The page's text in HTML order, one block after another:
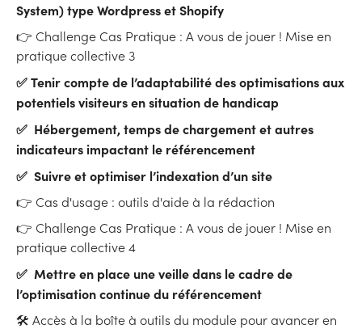
System) type Wordpress et Shopify
👉 Challenge Cas Pratique : A vous de jouer ! Mise en
pratique collective 3
✅Tenir compte de l’adaptabilité des optimisations aux
potentiels visiteurs en situation de handicap
✅ Hébergement, temps de chargement et autres
indicateurs impactant le référencement
✅ Suivre et optimiser l’indexation d’un site
👉 Cas d'usage : outils d'aide à la rédaction
👉 Challenge Cas Pratique : A vous de jouer ! Mise en
pratique collective 4
✅ Mettre en place une veille dans le cadre de
l’optimisation continue du référencement
🛠 Accès à la boîte à outils du module pour avancer en